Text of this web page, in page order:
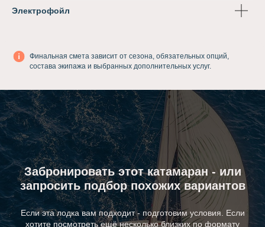
Электрофойл
Финальная смета зависит от сезона, обязательных опций,
состава экипажа и выбранных дополнительных услуг.
Забронировать этот катамаран - или
запросить подбор похожих вариантов
Если эта лодка вам подходит - подготовим условия. Если
хотите посмотреть ещё несколько близких по формату